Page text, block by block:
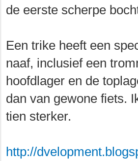
de eerste scherpe
Een trike heeft een
naaf, inclusief een
hoofdlager en de
dan van gewone fiets.
tien sterker.
http://